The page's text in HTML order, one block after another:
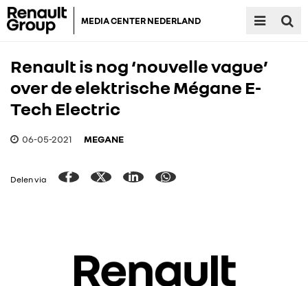
MEDIA CENTER NEDERLAND
Renault is nog ‘nouvelle vague’
over de elektrische Mégane E-
Tech Electric
06-05-2021 MEGANE
Delen via